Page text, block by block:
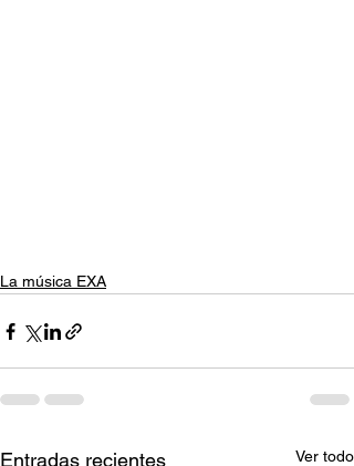
La música EXA
Entradas recientes Ver todo